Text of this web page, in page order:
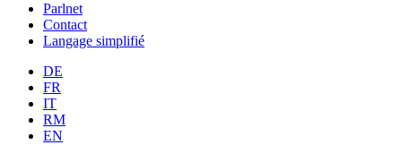
Parlnet
Contact
Langage simplifié
DE
FR
IT
RM
EN